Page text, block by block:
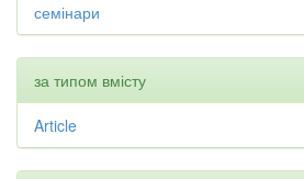
семінари
за типом вмісту
Article